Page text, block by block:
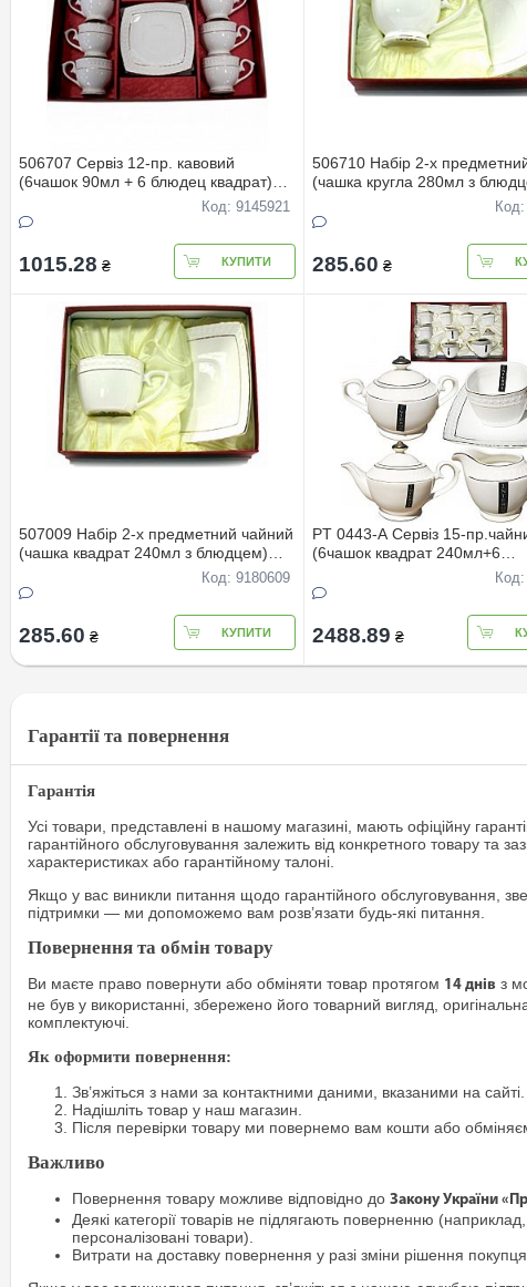
506707 Сервіз 12-пр. кавовий
(6чашок 90мл + 6 блюдец квадрат)
Код: 9145921
1015.28 ₴ КУПИТИ
506710 Набір 2-х
(чашка кругла 280мл з
285.60 ₴
507009 Набір 2-х предметний чайний
(чашка квадрат 240мл з блюдцем)
Код: 9180609
285.60 ₴ КУПИТИ
PT 0443-А Сервіз 15-
(6чашок квадрат 240мл+6
2488.89 ₴
Гарантії та повернення
Гарантія
Усі товари, представлені в нашому магазині, мають офіційну
гарантійного обслуговування залежить від конкретного товару та
характеристиках або гарантійному талоні.
Якщо у вас виникли питання щодо гарантійного обслуговування,
підтримки — ми допоможемо вам розв’язати будь-які питання.
Повернення та обмін товару
Ви маєте право повернути або обміняти товар протягом 14 днів з
не був у використанні, збережено його товарний вигляд,
комплектуючі.
Як оформити повернення:
Зв’яжіться з нами за контактними даними, вказаними на сайті.
Надішліть товар у наш магазин.
Після перевірки товару ми повернемо вам кошти або
Важливо
Повернення товару можливе відповідно до Закону України
Деякі категорії товарів не підлягають поверненню (наприклад,
персоналізовані товари).
Витрати на доставку повернення у разі зміни рішення